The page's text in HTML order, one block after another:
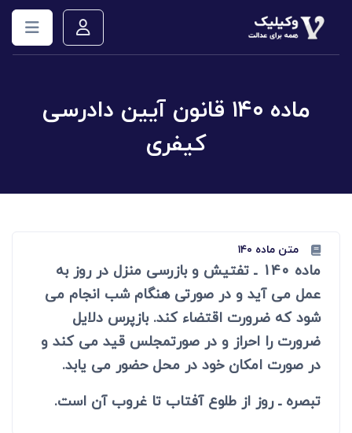
ماده ۱۴۰ قانون آیین دادرسی
کیفری
متن ماده ۱۴۰
ماده 140 ـ تفتیش و بازرسی منزل در روز به
عمل می آید و در صورتی هنگام شب انجام می
شود که ضرورت اقتضاء کند. بازپرس دلایل
ضرورت را احراز و در صورتمجلس قید می کند و
در صورت امکان خود در محل حضور می یابد.
تبصره ـ روز از طلوع آفتاب تا غروب آن است.